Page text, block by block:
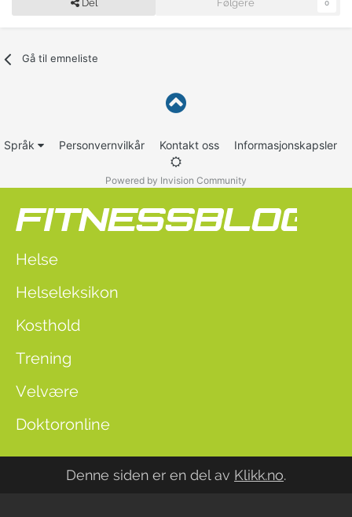
Del Følgere 0
Gå til emneliste
Språk Personvernvilkår Kontakt oss Informasjonskapsler
Powered by Invision Community
Helse
Helseleksikon
Kosthold
Trening
Velvære
Doktoronline
Denne siden er en del av Klikk.no.